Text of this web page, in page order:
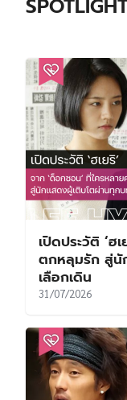
เปิดประวัติ ‘ฮ
ตกหลุมรัก สู่นั
เลือกเดิน
31/07/2026